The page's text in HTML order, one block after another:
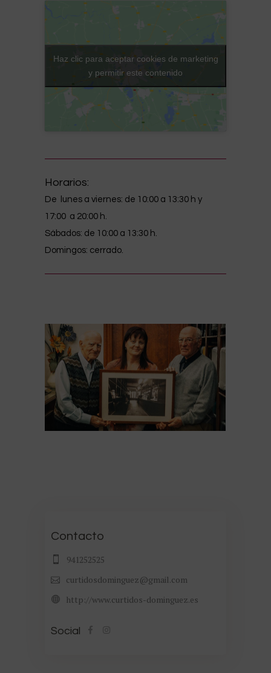
Haz clic para aceptar cookies de marketing
y permitir este contenido
Horarios:
De lunes a viernes: de 10:00 a 13:30 h y
17:00 a 20:00 h.
Sábados: de 10:00 a 13:30 h.
Domingos: cerrado.
Social